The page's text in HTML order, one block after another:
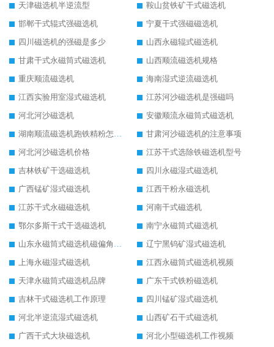
天津磁选机半逆流型
鞍山贫铁矿干式磁选机
邯郸干式辊式强磁选机
宁夏干式强磁磁选机
四川磁选机的强磁是多少
山西永磁辊式磁选机
甘肃干式永磁筒式磁选机
山西顺流磁选机规格
重庆顺流磁选机
海南湿式逆流磁选机
江西实验用室湿式磁选机
江苏河沙磁选机是强磁吗
河北河沙磁选机
安徽顺流永磁筒式磁选机
湖南顺流磁选机跑铁精粉怎么处理
甘肃河沙磁选机的注意事项
河北河沙磁选机价格
江苏干式选除铁磁选机型号
吉林铁矿干选磁选机
四川永磁湿式磁选机
广西锰矿湿式磁选机
江西干粉永磁选机
江苏干式永磁磁选机
河南干式磁选机
鄂尔多斯干式干选磁选机
南宁永磁筒式磁选机
山东永磁筒式磁选机磁偏角怎么调整
辽宁黑钨矿湿式磁选机
上海永磁湿式磁选机
江西永磁筒式磁选机视频
天津永磁筒式磁选机品牌
广东干式铁粉磁选机
吉林干式磁选机工作原理
四川锰矿湿式磁选机
河北半逆流湿式磁选机
山西矿石干式磁选机
广西干式大块磁选机
河北小型磁选机工作视频